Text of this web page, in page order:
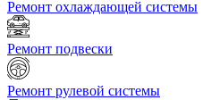
Ремонт охлаждающей системы
Ремонт подвески
Ремонт рулевой системы